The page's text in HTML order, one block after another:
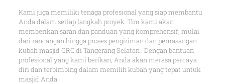
Kami juga memiliki tenaga profesional yang siap membantu
Anda dalam setiap langkah proyek. Tim kami akan
memberikan saran dan panduan yang komprehensif, mulai
dari rancangan hingga proses pengiriman dan pemasangan
kubah masjid GRC di Tangerang Selatan . Dengan bantuan
profesional yang kami berikan, Anda akan merasa percaya
diri dan terbimbing dalam memilih kubah yang tepat untuk
masjid Anda.